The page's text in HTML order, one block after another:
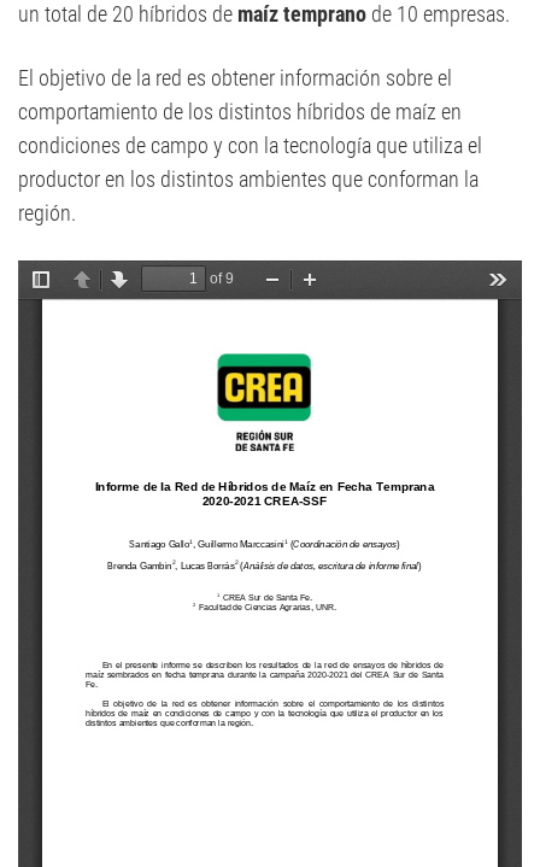
un total de 20 híbridos de maíz temprano de 10 empresas.
El objetivo de la red es obtener información sobre el
comportamiento de los distintos híbridos de maíz en
condiciones de campo y con la tecnología que utiliza el
productor en los distintos ambientes que conforman la
región.